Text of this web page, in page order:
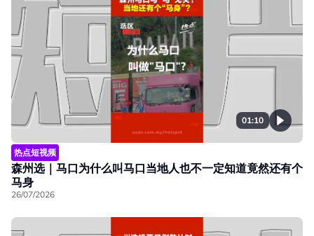
01:10
热点短视频
森州选｜马口为什么叫马口当地人也不一定知道竟然还有个
马身
26/07/2026